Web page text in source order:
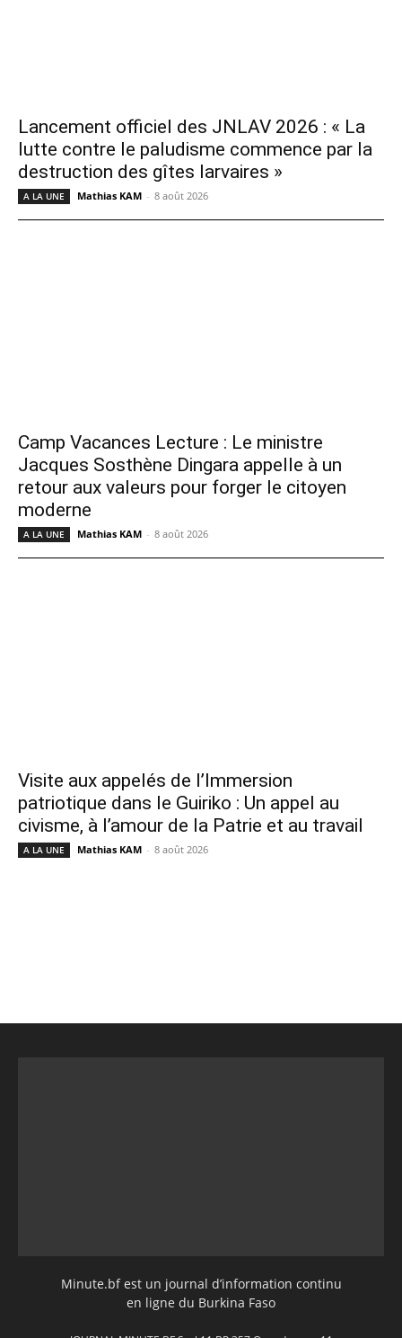
Lancement officiel des JNLAV 2026 : « La
lutte contre le paludisme commence par la
destruction des gîtes larvaires »
A LA UNE Mathias KAM - 8 août 2026
Camp Vacances Lecture : Le ministre
Jacques Sosthène Dingara appelle à un
retour aux valeurs pour forger le citoyen
moderne
A LA UNE Mathias KAM - 8 août 2026
Visite aux appelés de l’Immersion
patriotique dans le Guiriko : Un appel au
civisme, à l’amour de la Patrie et au travail
A LA UNE Mathias KAM - 8 août 2026
Minute.bf est un journal d’information continu
en ligne du Burkina Faso